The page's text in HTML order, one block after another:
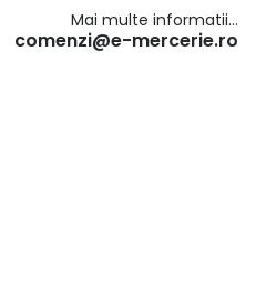
Mai multe informatii…
comenzi@e-mercerie.ro